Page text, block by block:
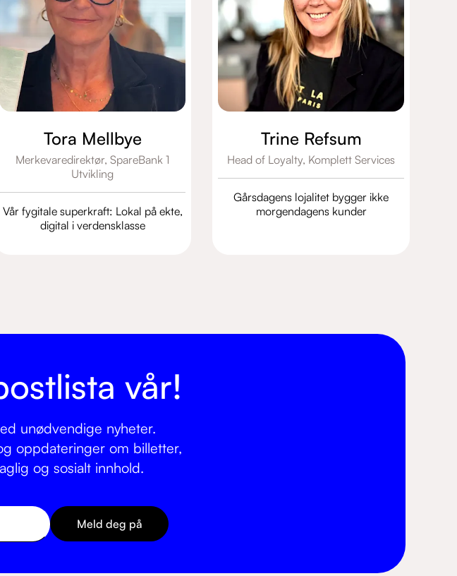
Tora Mellbye
Merkevaredirektør, SpareBank 1
Utvikling
Vår fygitale superkraft: Lokal på ekte,
digital i verdensklasse
Trine Refsum
Head of Loyalty, Komplett Services
Gårsdagens lojalitet bygger ikke
morgendagens kunder
vår!
unødvendige nyheter.
oppdateringer om billetter,
og sosialt innhold.
Meld deg på